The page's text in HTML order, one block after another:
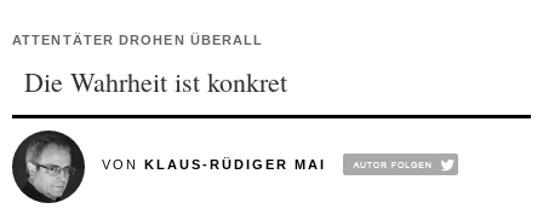
ATTENTÄTER DROHEN ÜBERALL
Die Wahrheit ist konkret
VON KLAUS-RÜDIGER MAI